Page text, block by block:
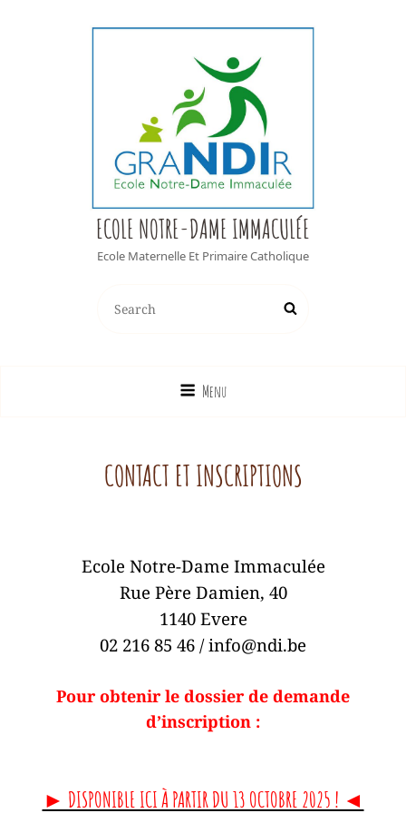
ECOLE NOTRE-DAME IMMACULÉE
Ecole Maternelle Et Primaire Catholique
for:
Menu
CONTACT ET INSCRIPTIONS
Ecole Notre-Dame Immaculée
Rue Père Damien, 40
1140 Evere
02 216 85 46 / info@ndi.be
Pour obtenir le dossier de demande
d’inscription :
► DISPONIBLE ICI À PARTIR DU 13 OCTOBRE 2025 ! ◄